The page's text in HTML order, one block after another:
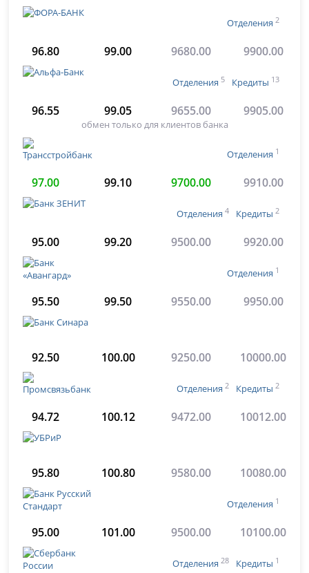
Отделения 2
96.80 99.00 9680.00 9900.00
Отделения 5 Кредиты 13
96.55 99.05 9655.00 9905.00
обмен только для клиентов банка
Отделения 1
97.00 99.10 9700.00 9910.00
Отделения 4 Кредиты 2
95.00 99.20 9500.00 9920.00
Отделения 1
95.50 99.50 9550.00 9950.00
92.50 100.00 9250.00 10000.00
Отделения 2 Кредиты 2
94.72 100.12 9472.00 10012.00
95.80 100.80 9580.00 10080.00
Отделения 1
95.00 101.00 9500.00 10100.00
Отделения 28 Кредиты 1